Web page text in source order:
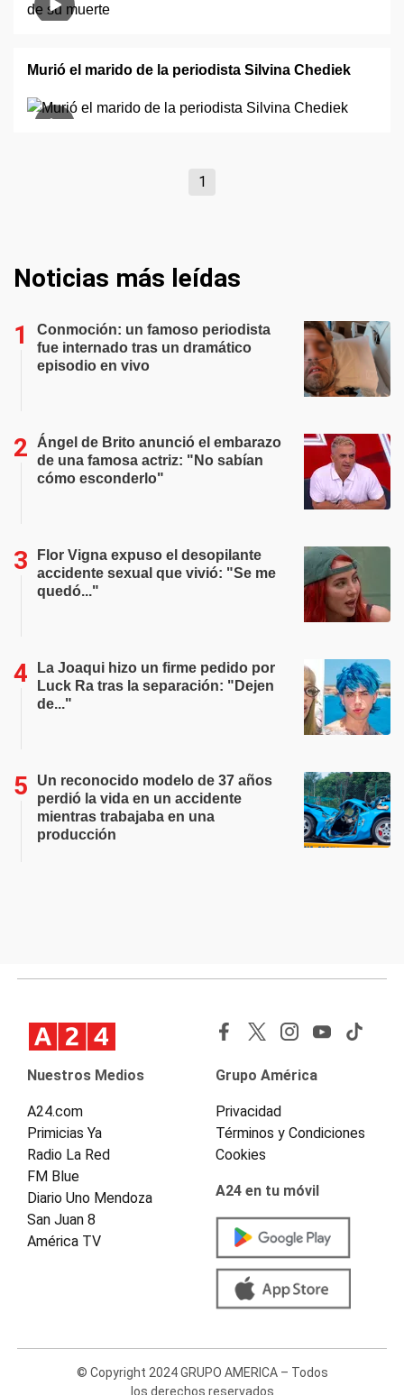
Murió el marido de la periodista Silvina Chediek
1
Noticias más leídas
Conmoción: un famoso periodista
fue internado tras un dramático
episodio en vivo
Ángel de Brito anunció el embarazo
de una famosa actriz: "No sabían
cómo esconderlo"
Flor Vigna expuso el desopilante
accidente sexual que vivió: "Se me
quedó..."
La Joaqui hizo un firme pedido por
Luck Ra tras la separación: "Dejen
de..."
Un reconocido modelo de 37 años
perdió la vida en un accidente
mientras trabajaba en una
producción
Nuestros Medios
A24.com
Primicias Ya
Radio La Red
FM Blue
Diario Uno Mendoza
San Juan 8
América TV
Grupo América
Privacidad
Términos y Condiciones
Cookies
A24 en tu móvil
© Copyright 2024 GRUPO AMERICA – Todos
los derechos reservados